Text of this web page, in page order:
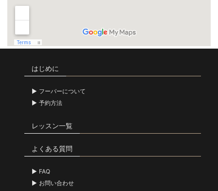
はじめに
フーバーについて
予約方法
レッスン一覧
よくある質問
FAQ
お問い合わせ